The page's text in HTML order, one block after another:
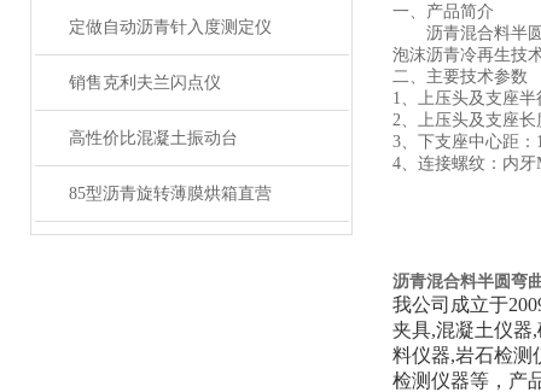
定做自动沥青针入度测定仪
销售克利夫兰闪点仪
高性价比混凝土振动台
85型沥青旋转薄膜烘箱直营
一、 产品简介
沥青混合料半
泡沫沥青冷再生技
二、主要技术参数
1、 上压头及支座半
2、上压头及支座长
3、下支座中心距：
4、连接螺纹：内牙
沥青混合料半圆弯
我公司成立于
夹具,混凝土仪器
料仪器,岩石检测
检测仪器等，产